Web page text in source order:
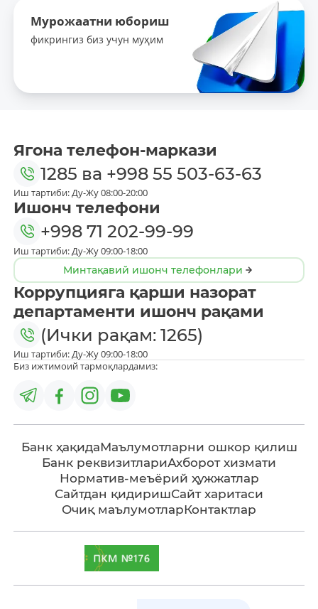
Мурожаатни юбориш
фикрингиз биз учун муҳим
Ягона телефон-маркази
1285 ва +998 55 503-63-63
Иш тартиби: Ду-Жу 08:00-20:00
Ишонч телефони
+998 71 202-99-99
Иш тартиби: Ду-Жу 09:00-18:00
Минтақавий ишонч телефонлари
Коррупцияга қарши назорат
департаменти ишонч рақами
(Ички рақам: 1265)
Иш тартиби: Ду-Жу 09:00-18:00
Биз ижтимоий тармоқлардамиз:
Банк ҳақидаМаълумотларни ошкор қилиш
Банк реквизитлариАхборот хизмати
Норматив-меъёрий ҳужжатлар
Сайтдан қидиришСайт харитаси
Очиқ маълумотларКонтактлар